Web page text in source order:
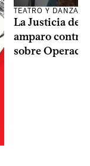
TEATRO Y DANZA
La Justicia
amparo contra
sobre